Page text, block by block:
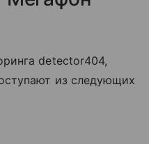
detector404,
из следующих